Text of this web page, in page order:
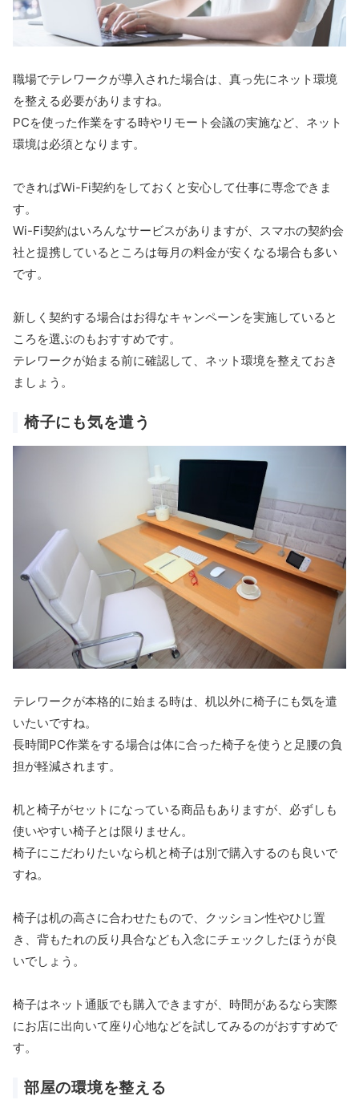
職場でテレワークが導入された場合は、真っ先にネット環境
を整える必要がありますね。
PCを使った作業をする時やリモート会議の実施など、ネット
環境は必須となります。
できればWi-Fi契約をしておくと安心して仕事に専念できま
す。
Wi-Fi契約はいろんなサービスがありますが、スマホの契約会
社と提携しているところは毎月の料金が安くなる場合も多い
です。
新しく契約する場合はお得なキャンペーンを実施していると
ころを選ぶのもおすすめです。
テレワークが始まる前に確認して、ネット環境を整えておき
ましょう。
椅子にも気を遣う
テレワークが本格的に始まる時は、机以外に椅子にも気を遣
いたいですね。
長時間PC作業をする場合は体に合った椅子を使うと足腰の負
担が軽減されます。
机と椅子がセットになっている商品もありますが、必ずしも
使いやすい椅子とは限りません。
椅子にこだわりたいなら机と椅子は別で購入するのも良いで
すね。
椅子は机の高さに合わせたもので、クッション性やひじ置
き、背もたれの反り具合なども入念にチェックしたほうが良
いでしょう。
椅子はネット通販でも購入できますが、時間があるなら実際
にお店に出向いて座り心地などを試してみるのがおすすめで
す。
部屋の環境を整える